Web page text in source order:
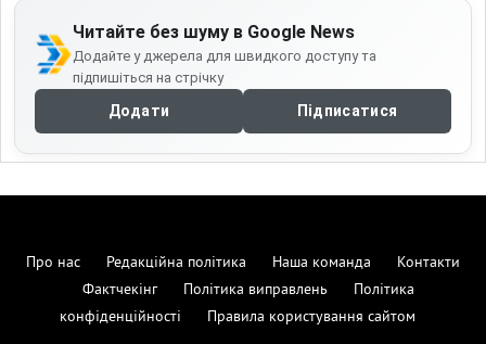
Читайте без шуму в Google News
Додайте у джерела для швидкого доступу та
підпишіться на стрічку
Додати Підписатися
Про нас Редакційна політика Наша команда
Контакти
Фактчекінг
Політика виправлень
Політика
конфіденційності
Правила користування сайтом